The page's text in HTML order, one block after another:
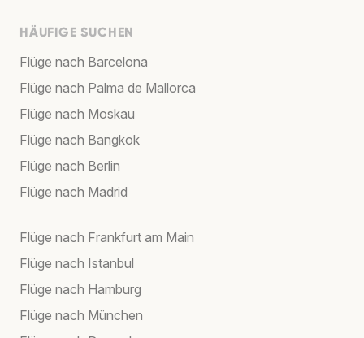
HÄUFIGE SUCHEN
Flüge nach Barcelona
Flüge nach Palma de Mallorca
Flüge nach Moskau
Flüge nach Bangkok
Flüge nach Berlin
Flüge nach Madrid
Flüge nach Frankfurt am Main
Flüge nach Istanbul
Flüge nach Hamburg
Flüge nach München